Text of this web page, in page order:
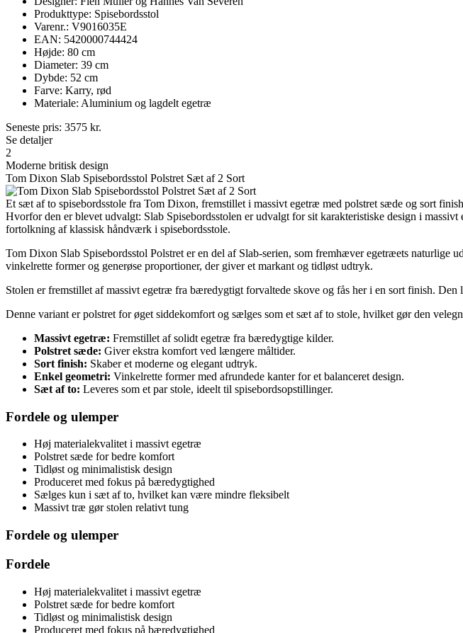
Produkttype: Spisebordsstol
Varenr.: V9016035E
EAN: 5420000744424
Højde: 80 cm
Diameter: 39 cm
Dybde: 52 cm
Farve: Karry, rød
Materiale: Aluminium og lagdelt egetræ
Seneste pris: 3575 kr.
Se detaljer
2
Moderne britisk design
Tom Dixon Slab Spisebordsstol Polstret Sæt af 2 Sort
Et sæt af to spisebordsstole fra Tom Dixon, fremstillet i massivt egetræ med polstret sæde og sort
Hvorfor den er blevet udvalgt: Slab Spisebordsstolen er udvalgt for sit karakteristiske design i
fortolkning af klassisk håndværk i spisebordsstole.
Tom Dixon Slab Spisebordsstol Polstret er en del af Slab-serien, som fremhæver egetræets naturlige
vinkelrette former og generøse proportioner, der giver et markant og tidløst udtryk.
Stolen er fremstillet af massivt egetræ fra bæredygtigt forvaltede skove og fås her i en sort finish.
Denne variant er polstret for øget siddekomfort og sælges som et sæt af to stole, hvilket gør den
Massivt egetræ: Fremstillet af solidt egetræ fra bæredygtige kilder.
Polstret sæde: Giver ekstra komfort ved længere måltider.
Sort finish: Skaber et moderne og elegant udtryk.
Enkel geometri: Vinkelrette former med afrundede kanter for et balanceret design.
Sæt af to: Leveres som et par stole, ideelt til spisebordsopstillinger.
Fordele og ulemper
Høj materialekvalitet i massivt egetræ
Polstret sæde for bedre komfort
Tidløst og minimalistisk design
Produceret med fokus på bæredygtighed
Sælges kun i sæt af to, hvilket kan være mindre fleksibelt
Massivt træ gør stolen relativt tung
Fordele og ulemper
Fordele
Høj materialekvalitet i massivt egetræ
Polstret sæde for bedre komfort
Tidløst og minimalistisk design
Produceret med fokus på bæredygtighed